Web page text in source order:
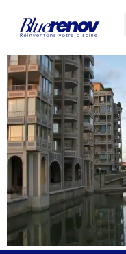
Rénovation